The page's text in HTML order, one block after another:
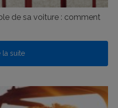
de sa voiture : comment
la suite